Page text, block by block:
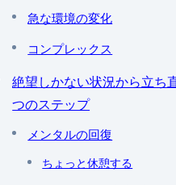
急な環境の変化
コンプレックス
絶望しかない状況から立ち
つのステップ
メンタルの回復
ちょっと休憩する